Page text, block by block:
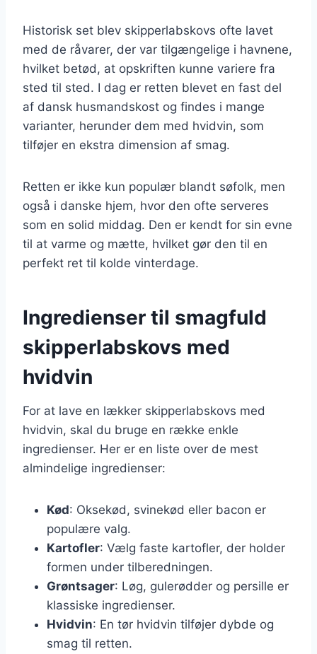
Historisk set blev skipperlabskovs ofte lavet
med de råvarer, der var tilgængelige i havnene,
hvilket betød, at opskriften kunne variere fra
sted til sted. I dag er retten blevet en fast del
af dansk husmandskost og findes i mange
varianter, herunder dem med hvidvin, som
tilføjer en ekstra dimension af smag.
Retten er ikke kun populær blandt søfolk, men
også i danske hjem, hvor den ofte serveres
som en solid middag. Den er kendt for sin evne
til at varme og mætte, hvilket gør den til en
perfekt ret til kolde vinterdage.
Ingredienser til smagfuld
skipperlabskovs med
hvidvin
For at lave en lækker skipperlabskovs med
hvidvin, skal du bruge en række enkle
ingredienser. Her er en liste over de mest
almindelige ingredienser:
Kød: Oksekød, svinekød eller bacon er
populære valg.
Kartofler: Vælg faste kartofler, der holder
formen under tilberedningen.
Grøntsager: Løg, gulerødder og persille er
klassiske ingredienser.
Hvidvin: En tør hvidvin tilføjer dybde og
smag til retten.